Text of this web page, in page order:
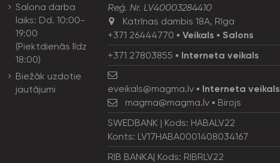
Salona darba
laiks: Dd. 10:00-
19:00
(Piektdienās līdz
18:00)
Biežāk uzdotie
jautājumi
Reģ. Nr. LV40003284410
Katrīnas dambis 18A, Rīga
+371 26444770 ▪ Veikals ▪ Salons
+371 27803855 ▪ Interneta veikals
eveikals@magma.lv ▪ Interneta veikals
magma@magma.lv▪ Birojs
SWEDBANK | Kods: HABALV22
Konts: LV17HABA0001408034167
RIB BANKA| Kods: RIBRLV22